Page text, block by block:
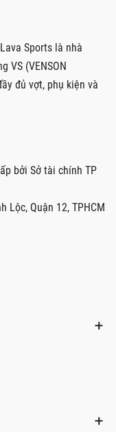
Sports là nhà
VS (VENSON
đủ vợt, phụ kiện và
bởi Sở tài chính TP
Lộc, Quận 12, TPHCM